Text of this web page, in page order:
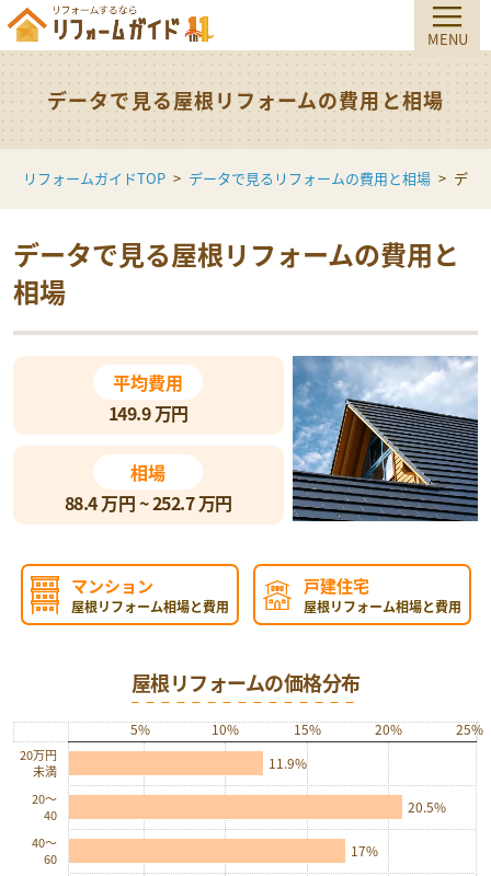
データで見る屋根リフォームの費用と相場
リフォームガイドTOP データで見るリフォームの費用と相場 デー
データで見る屋根リフォームの費用と
相場
平均費用
149.9万円
相場
88.4万円 ~252.7万円
マンション
屋根リフォーム相場と費用
戸建住宅
屋根リフォーム相場と費用
屋根リフォームの価格分布
5% 10% 15% 20% 25%
20万円
未満
11.9%
20〜
40
20.5%
40〜
60
17%